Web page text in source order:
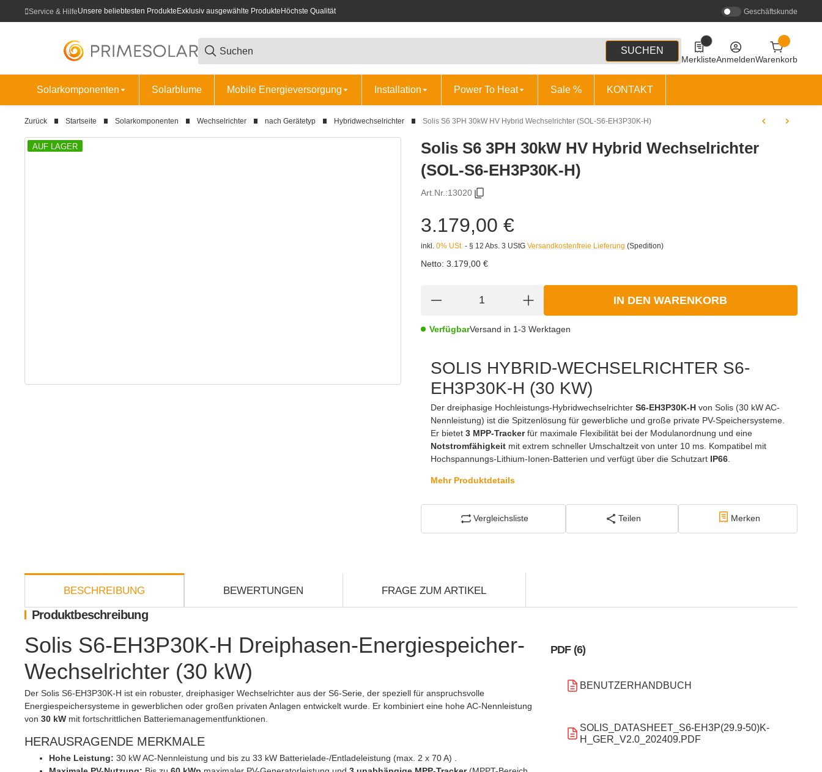
Service & HilfeUnsere beliebtesten Produkte Exklusiv ausgewählte Produkte Höchste Qualität Geschäftskunde
SUCHEN
0 Produkte in der Liste
MerklisteAnmeldenWarenkorb
Solarkomponenten Solarblume Mobile Energieversorgung Installation Power To Heat Sale % KONTAKT
Zurück Startseite Solarkomponenten Wechselrichter nach Gerätetyp Hybridwechselrichter Solis S6 3PH 30kW HV Hybrid Wechselrichter (SOL-S6-EH3P30K-H)
AUF LAGER
Solis S6 3PH 30kW HV Hybrid Wechselrichter
(SOL-S6-EH3P30K-H)
Art.Nr.:13020
3.179,00 €
inkl. 0% USt. - § 12 Abs. 3 UStG Versandkostenfreie Lieferung (Spedition)
Netto: 3.179,00 €
IN DEN WARENKORB
VerfügbarVersand in 1-3 Werktagen
SOLIS HYBRID-WECHSELRICHTER S6-
EH3P30K-H (30 KW)
Der dreiphasige Hochleistungs-Hybridwechselrichter S6-EH3P30K-H von Solis (30 kW AC-
Nennleistung) ist die Spitzenlösung für gewerbliche und große private PV-Speichersysteme.
Er bietet 3 MPP-Trackerfür maximale Flexibilität bei der Modulanordnung und eine
Notstromfähigkeit mit extrem schneller Umschaltzeit von unter 10 ms. Kompatibel mit
Hochspannungs-Lithium-Ionen-Batterien und verfügt über die Schutzart IP66
Mehr Produktdetails
Vergleichsliste Teilen Merken
weitere Registerkarten anzeigen
BESCHREIBUNG BEWERTUNGEN FRAGE ZUM ARTIKEL
Produktbeschreibung
Solis S6-EH3P30K-H Dreiphasen-Energiespeicher-
Wechselrichter (30 kW)
Der Solis S6-EH3P30K-H ist ein robuster, dreiphasiger Wechselrichter aus der S6-Serie, der speziell für anspruchsvolle
Energiespeichersysteme in gewerblichen oder großen privaten Anlagen entwickelt wurde. Er kombiniert eine hohe AC-Nennleistung
von 30 kW mit fortschrittlichen Batteriemanagementfunktionen.
HERAUSRAGENDE MERKMALE
Hohe Leistung: 30 kW AC-Nennleistung und bis zu 33 kW Batterielade-/Entladeleistung (max. 2 x 70 A) .
PDF (6)
BENUTZERHANDBUCH
SOLIS_DATASHEET_S6-EH3P(29.9-50)K-
H_GER_V2.0_202409.PDF